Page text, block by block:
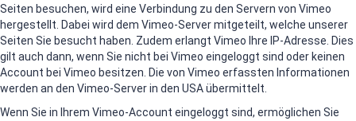
Seiten besuchen, wird eine Verbindung zu den Servern von Vimeo
hergestellt. Dabei wird dem Vimeo-Server mitgeteilt, welche unserer
Seiten Sie besucht haben. Zudem erlangt Vimeo Ihre IP-Adresse. Dies
gilt auch dann, wenn Sie nicht bei Vimeo eingeloggt sind oder keinen
Account bei Vimeo besitzen. Die von Vimeo erfassten Informationen
werden an den Vimeo-Server in den USA übermittelt.
Wenn Sie in Ihrem Vimeo-Account eingeloggt sind, ermöglichen Sie